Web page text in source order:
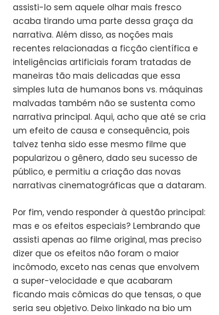
assisti-lo sem aquele olhar mais fresco
acaba tirando uma parte dessa graça da
narrativa. Além disso, as noções mais
recentes relacionadas a ficção científica e
inteligências artificiais foram tratadas de
maneiras tão mais delicadas que essa
simples luta de humanos bons vs. máquinas
malvadas também não se sustenta como
narrativa principal. Aqui, acho que até se cria
um efeito de causa e consequência, pois
talvez tenha sido esse mesmo filme que
popularizou o gênero, dado seu sucesso de
público, e permitiu a criação das novas
narrativas cinematográficas que a dataram.
Por fim, vendo responder à questão principal:
mas e os efeitos especiais? Lembrando que
assisti apenas ao filme original, mas preciso
dizer que os efeitos não foram o maior
incômodo, exceto nas cenas que envolvem
a super-velocidade e que acabaram
ficando mais cômicas do que tensas, o que
seria seu objetivo. Deixo linkado na bio um